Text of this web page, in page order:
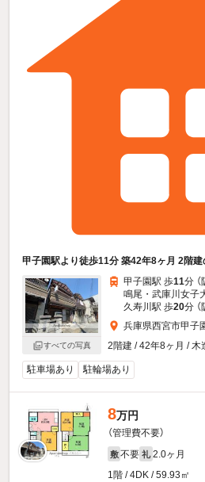
甲子園駅より徒歩11分 築42年8ヶ月 2階
すべての写真
甲子園駅 歩11分 （
鳴尾・武庫川女子
久寿川駅 歩20分 （
兵庫県西宮市甲子
2階建 / 42年8ヶ月 / 木
駐車場あり 駐輪場あり
8万円
（管理費不要）
敷 不要 礼 2.0ヶ月
1階 / 4DK / 59.93㎡